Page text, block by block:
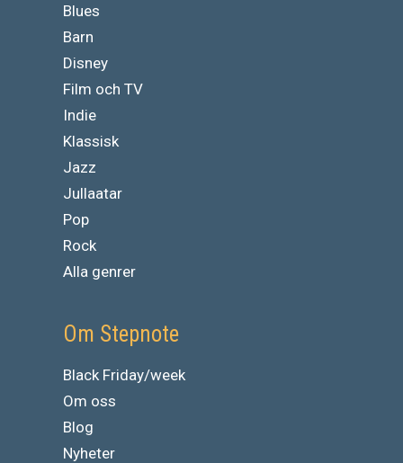
Blues
Barn
Disney
Film och TV
Indie
Klassisk
Jazz
Jullaatar
Pop
Rock
Alla genrer
Om Stepnote
Black Friday/week
Om oss
Blog
Nyheter